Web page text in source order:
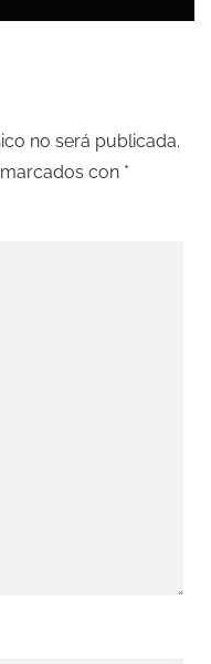
no será publicada.
con *